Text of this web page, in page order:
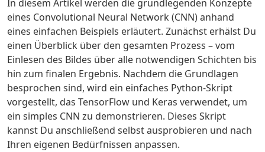
In diesem Artikel werden die grundlegenden Konzepte
eines Convolutional Neural Network (CNN) anhand
eines einfachen Beispiels erläutert. Zunächst erhälst Du
einen Überblick über den gesamten Prozess – vom
Einlesen des Bildes über alle notwendigen Schichten bis
hin zum finalen Ergebnis. Nachdem die Grundlagen
besprochen sind, wird ein einfaches Python-Skript
vorgestellt, das TensorFlow und Keras verwendet, um
ein simples CNN zu demonstrieren. Dieses Skript
kannst Du anschließend selbst ausprobieren und nach
Ihren eigenen Bedürfnissen anpassen.